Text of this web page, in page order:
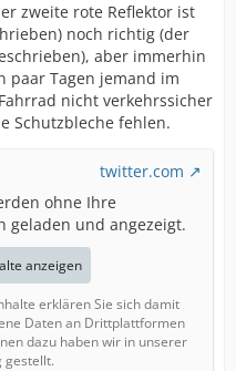
zweite rote Reflektor ist
noch richtig (der
aber immerhin
paar Tagen jemand im
nicht verkehrssicher
Schutzbleche fehlen.
twitter.com
ohne Ihre
geladen und angezeigt.
anzeigen
erklären Sie sich damit
Daten an Drittplattformen
dazu haben wir in unserer
gestellt.